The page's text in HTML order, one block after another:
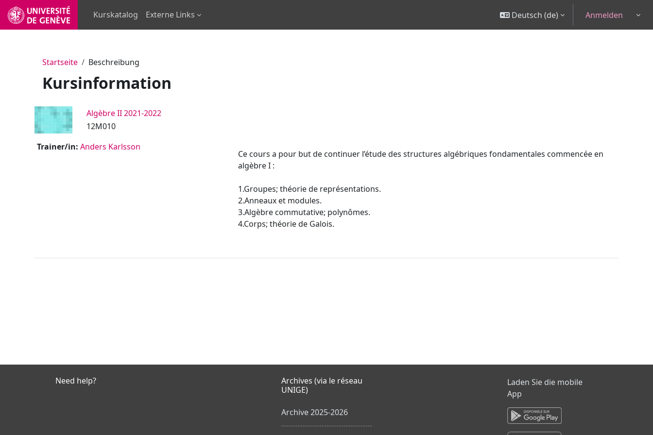
Zum Hauptinhalt
Kurskatalog
Externe Links Deutsch ‎(de)‎ Anmelden
Startseite Beschreibung
Kursinformation
Algèbre II 2021-2022
12M010
Trainer/in: Anders Karlsson
Ce cours a pour but de continuer l’étude des structures algébriques fondamentales commencée en
algèbre I :
1.Groupes; théorie de représentations.
2.Anneaux et modules.
3.Algèbre commutative; polynômes.
4.Corps; théorie de Galois.
Need help?
Archives (via le réseau
UNIGE)
Archive 2025-2026
Laden Sie die mobile
App